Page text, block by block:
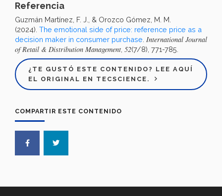
Referencia
Guzmán Martínez, F. J., & Orozco Gómez, M. M.
(2024). The emotional side of price: reference price as a
decision maker in consumer purchase International Journal
of Retail & Distribution Management 52(7/8), 771-785.
¿TE GUSTÓ ESTE CONTENIDO? LEE AQUÍ
EL ORIGINAL EN TECSCIENCE.
COMPARTIR ESTE CONTENIDO